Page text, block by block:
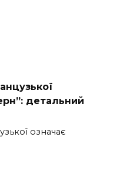
детальний
означає